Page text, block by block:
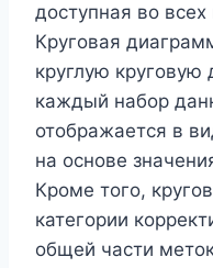
доступная во
Круговая
круглую круговую
каждый набор
отображается в
на основе
Кроме того,
категории
общей части